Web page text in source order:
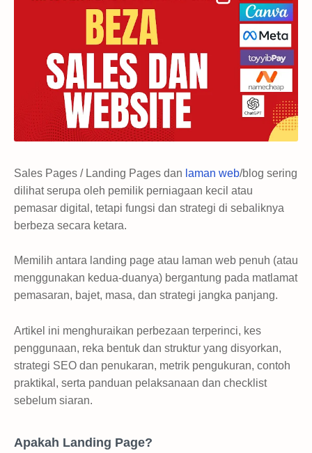
Sales Pages / Landing Pages dan laman web/blog sering
dilihat serupa oleh pemilik perniagaan kecil atau
pemasar digital, tetapi fungsi dan strategi di sebaliknya
berbeza secara ketara.
Memilih antara landing page atau laman web penuh (atau
menggunakan kedua-duanya) bergantung pada matlamat
pemasaran, bajet, masa, dan strategi jangka panjang.
Artikel ini menghuraikan perbezaan terperinci, kes
penggunaan, reka bentuk dan struktur yang disyorkan,
strategi SEO dan penukaran, metrik pengukuran, contoh
praktikal, serta panduan pelaksanaan dan checklist
sebelum siaran.
Apakah Landing Page?